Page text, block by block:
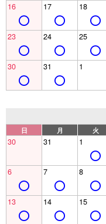
16 17 18
23 24 25
30 31 1
日 月 火
30 31 1
6 7 8
13 14 15